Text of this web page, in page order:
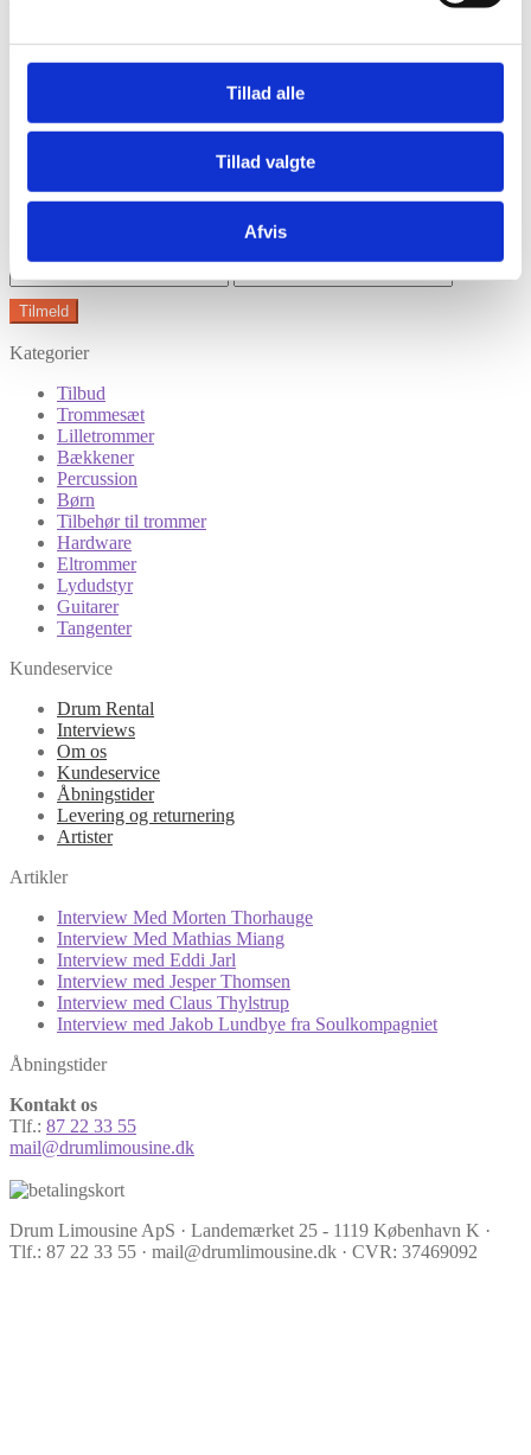
Tillad alle
Tillad valgte
Afvis
Modtag nyheder på mail når vi har nye varer eller konkurrencer.
Kategorier
Tilbud
Trommesæt
Lilletrommer
Bækkener
Percussion
Børn
Tilbehør til trommer
Hardware
Eltrommer
Lydudstyr
Guitarer
Tangenter
Kundeservice
Drum Rental
Interviews
Om os
Kundeservice
Åbningstider
Levering og returnering
Artister
Artikler
Interview Med Morten Thorhauge
Interview Med Mathias Miang
Interview med Eddi Jarl
Interview med Jesper Thomsen
Interview med Claus Thylstrup
Interview med Jakob Lundbye fra Soulkompagniet
Åbningstider
Kontakt os
Tlf.: 87 22 33 55
mail@drumlimousine.dk
Drum Limousine ApS · Landemærket 25 - 1119 København K ·
Tlf.: 87 22 33 55 · mail@drumlimousine.dk · CVR: 37469092